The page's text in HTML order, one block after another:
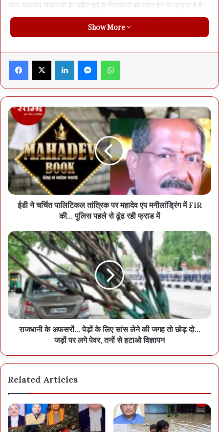
अन्य स्थानीय योजनाओं के जरिए वहां के निवासियों को राहत देने के प्रयास में है।
इसके अलावा बस्तर के लोगों को बड़ी योजनाओं का इंतजार है, ताकि भीतरी गांवों में
रहनेवालों को कम से कम बेहतर बुनियादी सुविधाएं जैसे पानी, सड़क, शिक्षा, स्वास्थ्य
प्राधिकरण की बैठक का एजेंडा अभी सामने नहीं आया,लेकिन माना जा रहा है कि
इंफ्रास्ट्रक्चरग तथा बुनियादी सुविधाओं से जुड़ी तकरीबन एक हजार करोड़ रुपए
की योजनाओं को विकास प्राधिकरण में फाइनल किया जा सकता है। हाल में हुई
सरगुजा विकास प्राधिकरण की बैठक में सरगुजा क्षेत्र के विकास के लिए कई
योजनाएं फाइनल की गई थीं। आदिवासी बहुल बस्तर के लिए भी सीएम साय के
नेतृत्व में प्राधिकरण कुछ बड़ी योजनाओं पर मुहर लगा सकता है।
Show More
Facebook X LinkedIn
ईडी ने चर्चित पालिटिकल तांत्रिक पर महादेव एप मनीलांड्रिंग में FIR
की... पुलिस पहले से ढूंढ रही फ्राड में
राजधानी के अफसरों... पेड़ों के लिए सांस लेने की जगह तो छोड़ दो...
जड़ों पर लगे पेवर, तनों से हटाओ विज्ञापन
Related Articles